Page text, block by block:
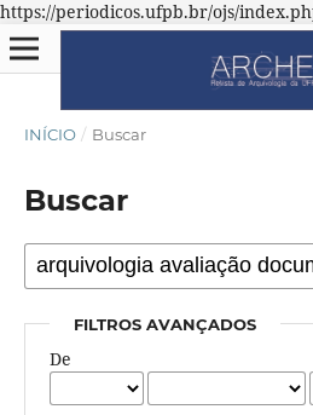
https://periodicos.ufpb.br/ojs/
INÍCIO / Buscar
Buscar
FILTROS AVANÇADOS
De